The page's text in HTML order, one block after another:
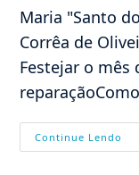
Maria "Santo
Corrêa de
Festejar o
Continue Lendo
O